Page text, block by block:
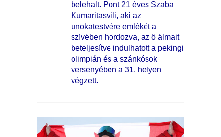
belehalt. Pont 21 éves Szaba
Kumaritasvili, aki az
unokatestvére emlékét a
szívében hordozva, az ő álmait
beteljesítve indulhatott a pekingi
olimpián és a szánkósok
versenyében a 31. helyen
végzett.